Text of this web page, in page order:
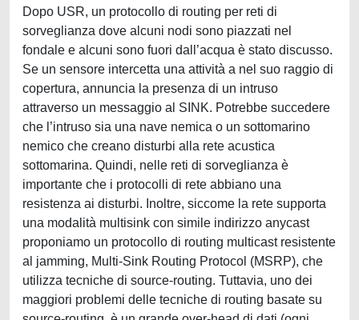
Dopo USR, un protocollo di routing per reti di
sorveglianza dove alcuni nodi sono piazzati nel
fondale e alcuni sono fuori dall’acqua è stato discusso.
Se un sensore intercetta una attività a nel suo raggio di
copertura, annuncia la presenza di un intruso
attraverso un messaggio al SINK. Potrebbe succedere
che l’intruso sia una nave nemica o un sottomarino
nemico che creano disturbi alla rete acustica
sottomarina. Quindi, nelle reti di sorveglianza è
importante che i protocolli di rete abbiano una
resistenza ai disturbi. Inoltre, siccome la rete supporta
una modalità multisink con simile indirizzo anycast
proponiamo un protocollo di routing multicast resistente
al jamming, Multi-Sink Routing Protocol (MSRP), che
utilizza tecniche di source-routing. Tuttavia, uno dei
maggiori problemi delle tecniche di routing basate su